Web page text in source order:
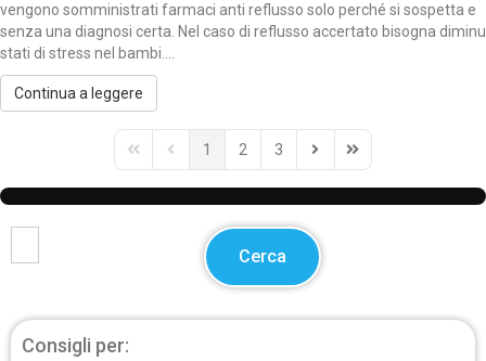
vengono somministrati farmaci anti reflusso solo perché si sospetta e
senza una diagnosi certa. Nel caso di reflusso accertato bisogna
stati di stress nel bambi....
Continua a leggere
First PagePrevious Page
1 2 3
Next PageLast Page
Cerca
Consigli per: